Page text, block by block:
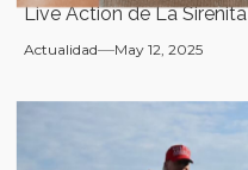
Live Action de La Sirenita
Actualidad May 12, 2025